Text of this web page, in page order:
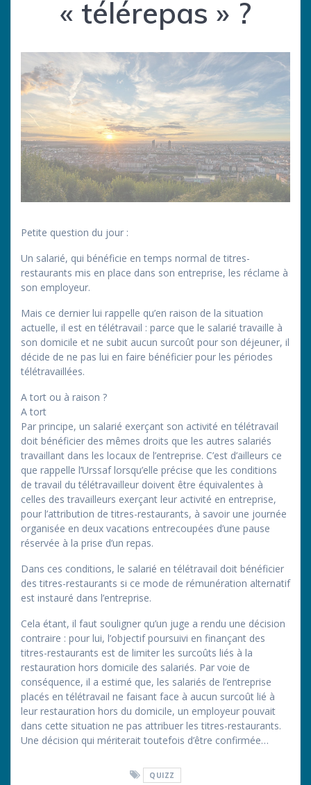
« télérepas » ?
Petite question du jour :
Un salarié, qui bénéficie en temps normal de titres-
restaurants mis en place dans son entreprise, les réclame à
son employeur.
Mais ce dernier lui rappelle qu’en raison de la situation
actuelle, il est en télétravail : parce que le salarié travaille à
son domicile et ne subit aucun surcoût pour son déjeuner, il
décide de ne pas lui en faire bénéficier pour les périodes
télétravaillées.
A tort ou à raison ?
A tort
Par principe, un salarié exerçant son activité en télétravail
doit bénéficier des mêmes droits que les autres salariés
travaillant dans les locaux de l’entreprise. C’est d’ailleurs ce
que rappelle l’Urssaf lorsqu’elle précise que les conditions
de travail du télétravailleur doivent être équivalentes à
celles des travailleurs exerçant leur activité en entreprise,
pour l’attribution de titres-restaurants, à savoir une journée
organisée en deux vacations entrecoupées d’une pause
réservée à la prise d’un repas.
Dans ces conditions, le salarié en télétravail doit bénéficier
des titres-restaurants si ce mode de rémunération alternatif
est instauré dans l’entreprise.
Cela étant, il faut souligner qu’un juge a rendu une décision
contraire : pour lui, l’objectif poursuivi en finançant des
titres-restaurants est de limiter les surcoûts liés à la
restauration hors domicile des salariés. Par voie de
conséquence, il a estimé que, les salariés de l’entreprise
placés en télétravail ne faisant face à aucun surcoût lié à
leur restauration hors du domicile, un employeur pouvait
dans cette situation ne pas attribuer les titres-restaurants.
Une décision qui mériterait toutefois d’être confirmée…
QUIZZ